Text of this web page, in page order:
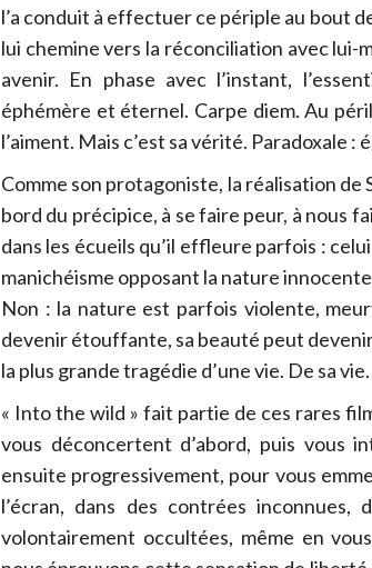
l’a conduit à effectuer ce périple au bout
lui chemine vers la réconciliation avec lui-
avenir. En phase avec l’instant,
éphémère et éternel. Carpe diem. Au
l’aiment. Mais c’est sa vérité. Paradoxale :
Comme son protagoniste, la réalisation de
bord du précipice, à se faire peur, à nous
dans les écueils qu’il effleure parfois :
manichéisme opposant la nature
Non : la nature est parfois violente,
devenir étouffante, sa beauté peut
la plus grande tragédie d’une vie. De sa
« Into the wild » fait partie de ces rares
vous déconcertent d’abord, puis vous
ensuite progressivement, pour vous
l’écran, dans des contrées inconnues,
volontairement occultées, même en